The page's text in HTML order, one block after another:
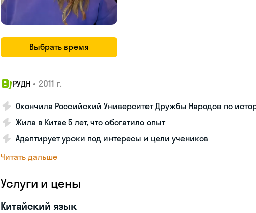
Выбрать время
РУДН • 2011 г.
Окончила Российский Университет Дружбы Народов по
Жила в Китае 5 лет, что обогатило опыт
Адаптирует уроки под интересы и цели учеников
Читать дальше
Услуги и цены
Китайский язык